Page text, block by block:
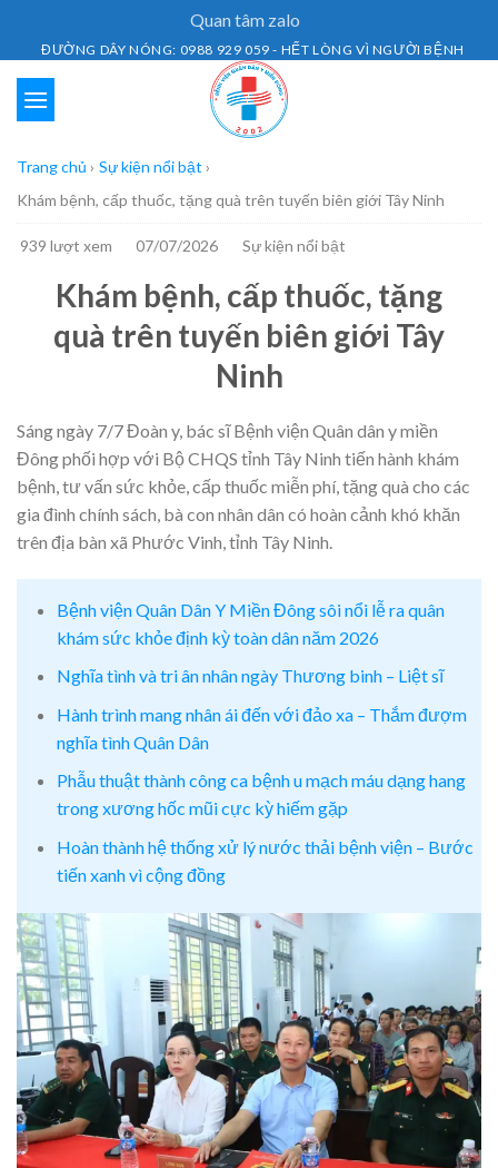
Quan tâm zalo
ĐƯỜNG DÂY NÓNG: 0988 929 059 - HẾT LÒNG VÌ NGƯỜI BỆNH
Trang chủ › Sự kiện nổi bật ›
Khám bệnh, cấp thuốc, tặng quà trên tuyến biên giới Tây Ninh
939 lượt xem 07/07/2026 Sự kiện nổi bật
Khám bệnh, cấp thuốc, tặng
quà trên tuyến biên giới Tây
Ninh
Sáng ngày 7/7 Đoàn y, bác sĩ Bệnh viện Quân dân y miền
Đông phối hợp với Bộ CHQS tỉnh Tây Ninh tiến hành khám
bệnh, tư vấn sức khỏe, cấp thuốc miễn phí, tặng quà cho các
gia đình chính sách, bà con nhân dân có hoàn cảnh khó khăn
trên địa bàn xã Phước Vinh, tỉnh Tây Ninh.
Bệnh viện Quân Dân Y Miền Đông sôi nổi lễ ra quân
khám sức khỏe định kỳ toàn dân năm 2026
Nghĩa tình và tri ân nhân ngày Thương binh – Liệt sĩ
Hành trình mang nhân ái đến với đảo xa – Thắm đượm
nghĩa tình Quân Dân
Phẫu thuật thành công ca bệnh u mạch máu dạng hang
trong xương hốc mũi cực kỳ hiếm gặp
Hoàn thành hệ thống xử lý nước thải bệnh viện – Bước
tiến xanh vì cộng đồng